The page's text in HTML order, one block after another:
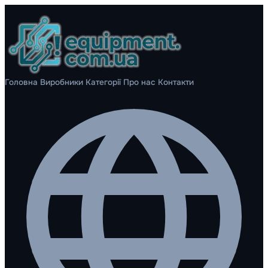
Головна Виробники Категорії Про нас Контакти